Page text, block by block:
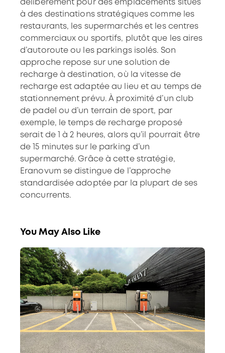
délibérément pour des emplacements situés
à des destinations stratégiques comme les
restaurants, les supermarchés et les centres
commerciaux ou sportifs, plutôt que les aires
d’autoroute ou les parkings isolés. Son
approche repose sur une solution de
recharge à destination, où la vitesse de
recharge est adaptée au lieu et au temps de
stationnement prévu. À proximité d’un club
de padel ou d’un terrain de sport, par
exemple, le temps de recharge proposé
serait de 1 à 2 heures, alors qu’il pourrait être
de 15 minutes sur le parking d’un
supermarché. Grâce à cette stratégie,
Eranovum se distingue de l’approche
standardisée adoptée par la plupart de ses
concurrents.
You May Also Like